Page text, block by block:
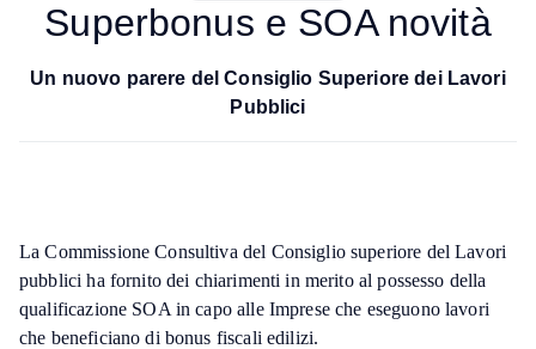
Superbonus e SOA novità
Un nuovo parere del Consiglio Superiore dei Lavori
Pubblici
La Commissione Consultiva del Consiglio superiore del Lavori
pubblici ha fornito dei chiarimenti in merito al possesso della
qualificazione SOA in capo alle Imprese che eseguono lavori
che beneficiano di bonus fiscali edilizi.